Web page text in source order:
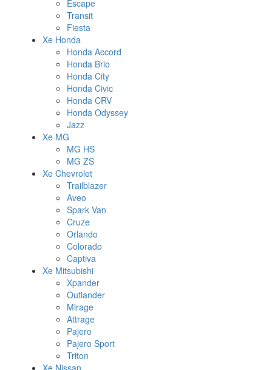
Escape
Transit
Fiesta
Xe Honda
Honda Accord
Honda Brio
Honda City
Honda Civic
Honda CRV
Honda Odyssey
Jazz
Xe MG
MG HS
MG ZS
Xe Chevrolet
Trailblazer
Aveo
Spark Van
Cruze
Orlando
Colorado
Captiva
Xe Mitsubishi
Xpander
Outlander
Mirage
Attrage
Pajero
Pajero Sport
Triton